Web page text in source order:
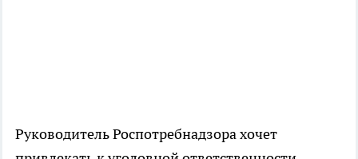
Руководитель Роспотребнадзора хочет